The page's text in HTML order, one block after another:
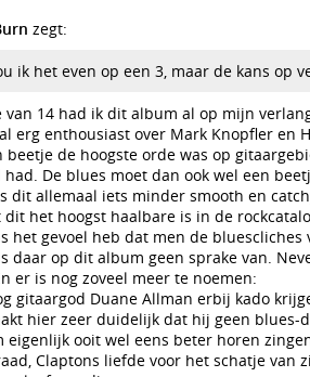
zegt:
ik het even op een 3, maar de kans op
van 14 had ik dit album al op mijn
erg enthousiast over Mark Knopfler
beetje de hoogste orde was op
had. De blues moet dan ook wel een
dit allemaal iets minder smooth en
dit het hoogst haalbare is in de
het gevoel heb dat men de
daar op dit album geen sprake van.
er is nog zoveel meer te noemen:
gitaargod Duane Allman erbij kado
hier zeer duidelijk dat hij geen
eigenlijk ooit wel eens beter horen
Claptons liefde voor het schatje